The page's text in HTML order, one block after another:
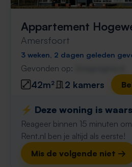
Appartement
Amersfoort
3 weken, 2 dagen geleden
Gevonden op:
42m² 2 kamers
⚡️ Deze woning is
Reageer binnen 15 minuten
Rent.nl ben je altijd als eerste!
Mis de volgende niet →